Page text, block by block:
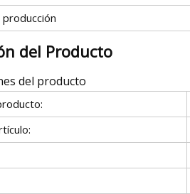
del Producto
del producto